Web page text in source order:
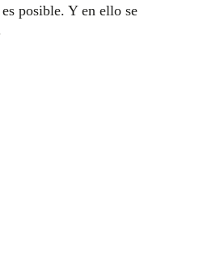
posible. Y en ello se